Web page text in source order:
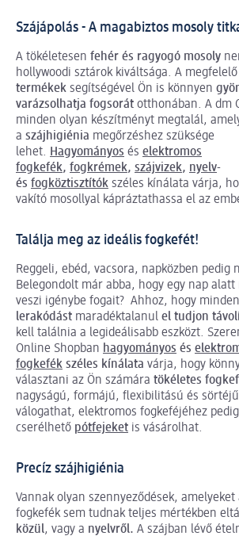
Szájápolás - A magabiztos mosoly
A tökéletesen fehér és ragyogó mosoly
hollywoodi sztárok kiváltsága. A megfelelő
termékek segítségével Ön is könnyen
varázsolhatja fogsorát otthonában. A dm
minden olyan készítményt megtalál,
a szájhigiénia megőrzéshez szüksége
lehet. Hagyományos és elektromos
fogkefék, fogkrémek, szájvizek, nyelv-
és fogköztisztítók széles kínálata várja,
vakító mosollyal kápráztathassa el az
Találja meg az ideális fogkefét!
Reggeli, ebéd, vacsora, napközben pedig
Belegondolt már abba, hogy egy nap
veszi igénybe fogait? Ahhoz, hogy minden
lerakódást maradéktalanul el tudjon
kell találnia a legideálisabb eszközt.
Online Shopban hagyományos és
fogkefék széles kínálata várja, hogy
választani az Ön számára tökéletes
nagyságú, formájú, flexibilitású és
válogathat, elektromos fogkeféjéhez pedig
cserélhető pótfejeket is vásárolhat.
Precíz szájhigiénia
Vannak olyan szennyeződések,
fogkefék sem tudnak teljes mértékben
közül, vagy a nyelvről. A szájban lévő